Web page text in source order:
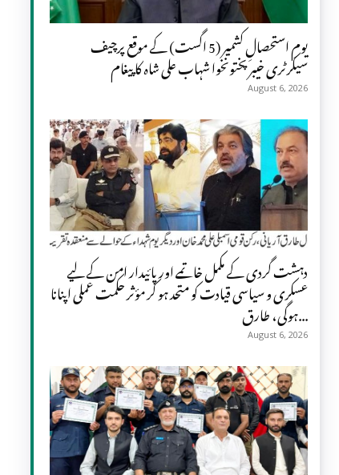
یومِ استحصالِ کشمیر (5 اگست) کے موقع پرچیف
سیکرٹری خیبر پختونخوا شہاب علی شاہ کا پیغام
August 6, 2026
دہشت گردی کے مکمل خاتمے اور پائیدار امن کے لیے
عسکری و سیاسی قیادت کو متحد ہو کر مؤثر حکمت عملی اپنانا
ہوگی، طارق...
August 6, 2026